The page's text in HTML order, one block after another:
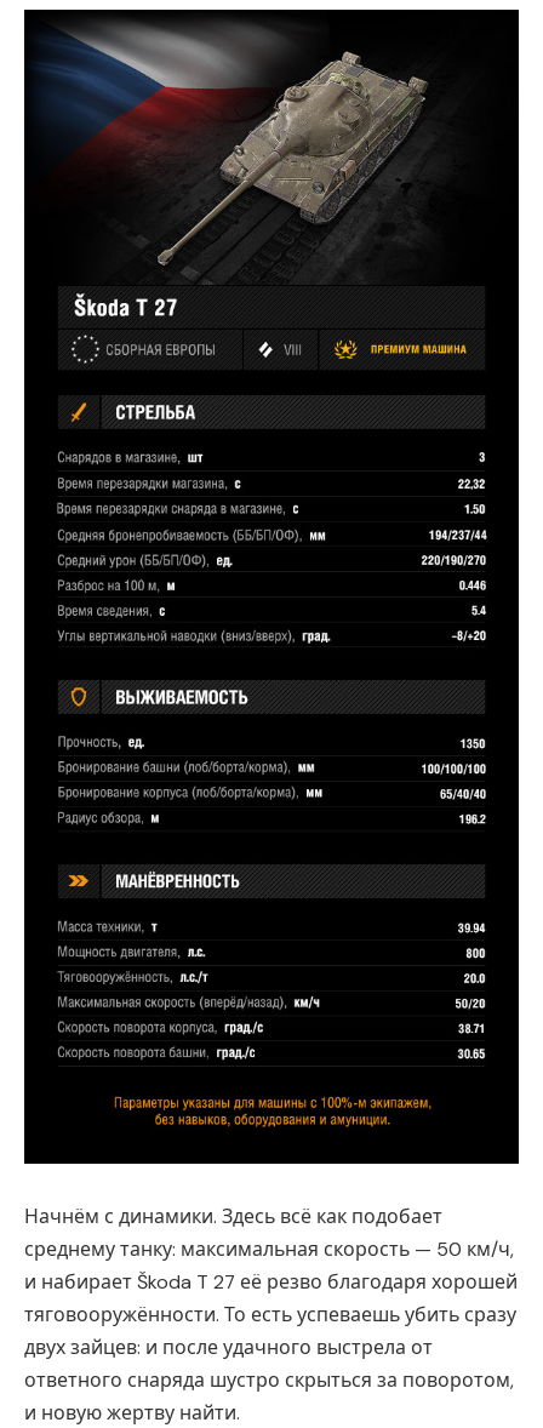
Начнём с динамики. Здесь всё как подобает
среднему танку: максимальная скорость — 50 км/ч,
и набирает Škoda T 27 её резво благодаря хорошей
тяговооружённости. То есть успеваешь убить сразу
двух зайцев: и после удачного выстрела от
ответного снаряда шустро скрыться за поворотом,
и новую жертву найти.